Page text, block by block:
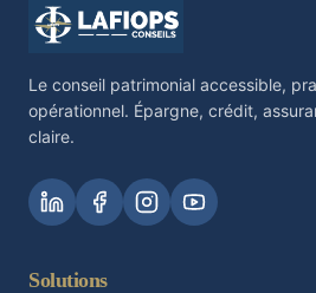
Le conseil patrimonial accessible,
opérationnel. Épargne, crédit,
claire.
Solutions